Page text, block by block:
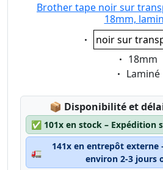
Brother tape noir sur
18mm,
Eigenschaft:
noir sur
18mm
Eigenschaft:
Laminé
📦 Lagerstatus:
Disponibilité et
✅ 101x en stock – Expédition
🚛
141x en entrepôt externe
environ 2-3 jours